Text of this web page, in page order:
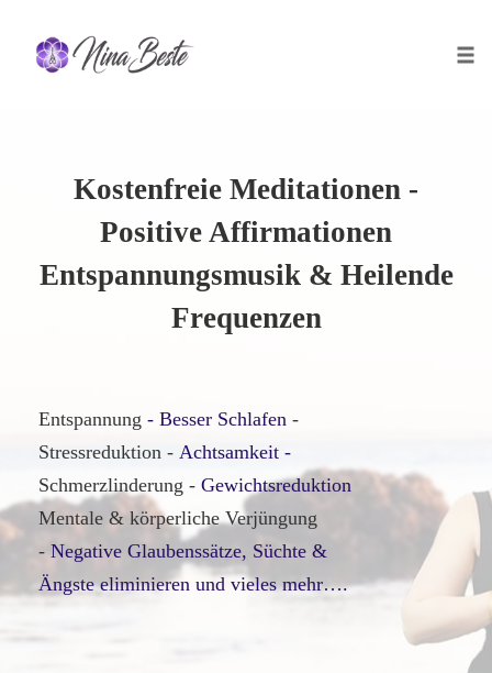
content
Kostenfreie Meditationen -
Positive Affirmationen
Entspannungsmusik & Heilende
Frequenzen
Entspannung - Besser Schlafen-
Stressreduktion - Achtsamkeit -
Schmerzlinderung - Gewichtsreduktion
Mentale & körperliche Verjüngung
- Negative Glaubenssätze, Süchte &
Ängste eliminieren und vieles mehr….